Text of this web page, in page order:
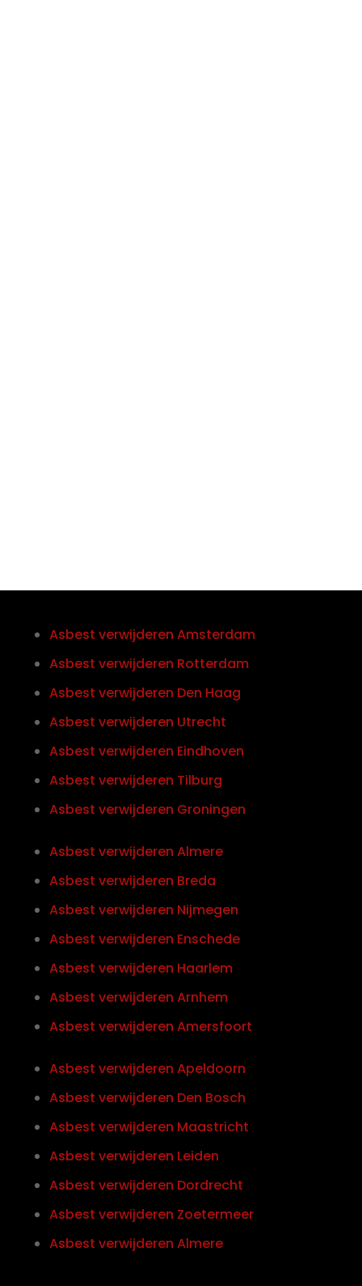
Asbest verwijderen Amsterdam
Asbest verwijderen Rotterdam
Asbest verwijderen Den Haag
Asbest verwijderen Utrecht
Asbest verwijderen Eindhoven
Asbest verwijderen Tilburg
Asbest verwijderen Groningen
Asbest verwijderen Almere
Asbest verwijderen Breda
Asbest verwijderen Nijmegen
Asbest verwijderen Enschede
Asbest verwijderen Haarlem
Asbest verwijderen Arnhem
Asbest verwijderen Amersfoort
Asbest verwijderen Apeldoorn
Asbest verwijderen Den Bosch
Asbest verwijderen Maastricht
Asbest verwijderen Leiden
Asbest verwijderen Dordrecht
Asbest verwijderen Zoetermeer
Asbest verwijderen Almere